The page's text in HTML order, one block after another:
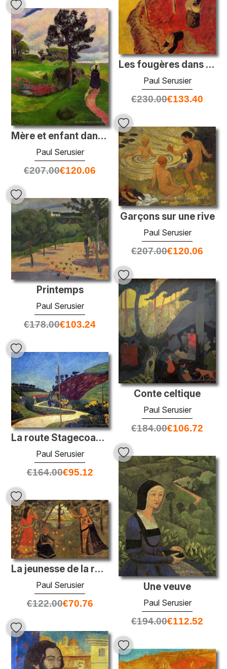
Les fougères dans le Boid d'Amour à Pont Aven
Paul Serusier
€230.00€133.40
Mère et enfant dans un paysage breton
Paul Serusier
€207.00€120.06
Garçons sur une rive
Paul Serusier
€207.00€120.06
Printemps
Paul Serusier
€178.00€103.24
Conte celtique
Paul Serusier
€184.00€106.72
La route Stagecoach dans le pays avec une charrette
Paul Serusier
€164.00€95.12
Une veuve
Paul Serusier
€194.00€112.52
La jeunesse de la reine Anne
Paul Serusier
€122.00€70.76